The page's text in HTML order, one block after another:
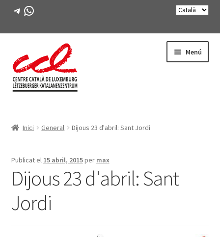
Telegram
WhatsApp
navegació
al
contingut
Menú
ACTIVITATS
CURSOS
FES-TE SOCI
LLIBRE
Inici General Dijous 23 d'abril: Sant Jordi
Publicat el 15 abril, 2015per max
Dijous 23 d'abril: Sant
Jordi